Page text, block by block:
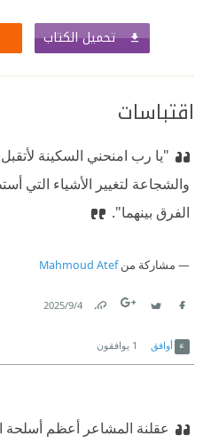
تحميل الكتاب
اقتباسات
"يا رب امنحني السكينة لأتقبل
والشجاعة لتغيير الأشياء التي
الفرق بينهما".‏
مشاركة منMahmoud Atef
4‏/9‏/2025
أوافق 1 يوافقون
عقلنة المشاعر أعظم أسلحة